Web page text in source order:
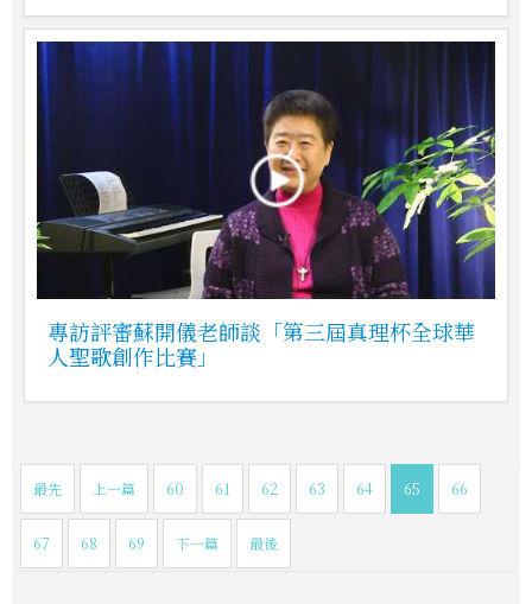
專訪評審蘇開儀老師談「第三屆真理杯全球華
人聖歌創作比賽」
最先 上一篇 60 61 62 63 64 65 66
67 68 69 下一篇 最後